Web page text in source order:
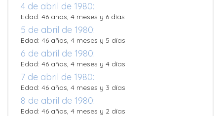
4 de abril de 1980:
Edad: 46 años, 4 meses y 6 días
5 de abril de 1980:
Edad: 46 años, 4 meses y 5 días
6 de abril de 1980:
Edad: 46 años, 4 meses y 4 días
7 de abril de 1980:
Edad: 46 años, 4 meses y 3 días
8 de abril de 1980:
Edad: 46 años, 4 meses y 2 días